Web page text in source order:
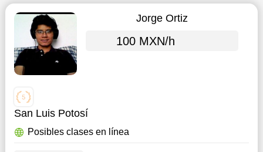
Jorge Ortiz
100 MXN/h
San Luis Potosí
Posibles clases en línea